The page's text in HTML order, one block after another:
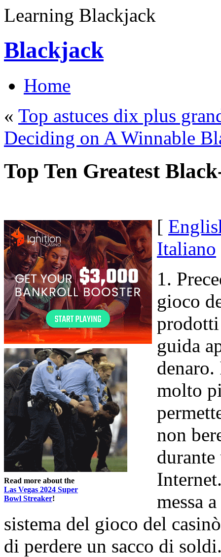
Learning Blackjack
Blackjack
Home
« Top astuces dix plus
Deciding on A Winnable
Top Ten Greatest
Read more about the
Las Vegas 2024 Super
Bowl Streaker!
[
Italiano
1.
gioco
prodotti
guida
denaro.
molto
non
messa
sistema del gioco del
di perdere un sacco di